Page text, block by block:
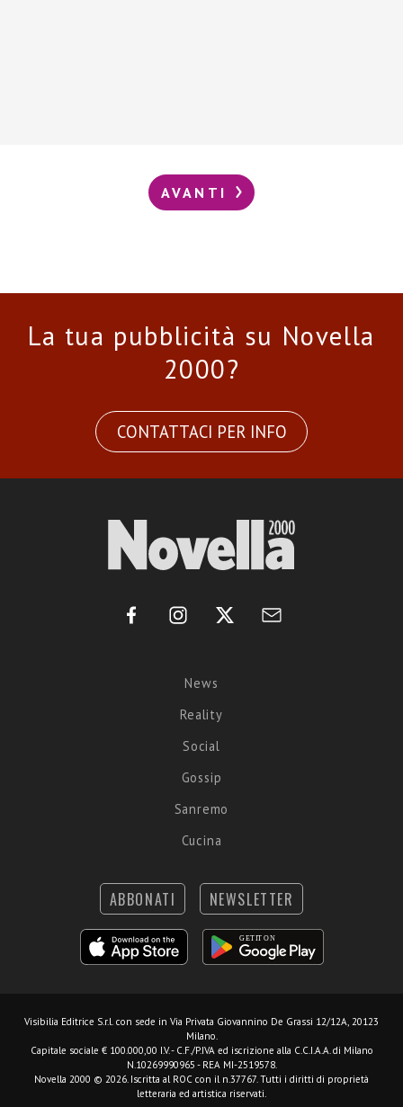
AVANTI
La tua pubblicità su Novella
2000?
CONTATTACI PER INFO
News
Reality
Social
Gossip
Sanremo
Cucina
ABBONATI NEWSLETTER
Visibilia Editrice S.r.l. con sede in Via Privata Giovannino De Grassi 12/12A, 20123
Milano.
Capitale sociale € 100.000,00 I.V. - C.F./P.IVA ed iscrizione alla C.C.I.A.A. di Milano
N.10269990965 - REA MI-2519578.
Novella 2000 © 2026. Iscritta al ROC con il n.37767. Tutti i diritti di proprietà
letteraria ed artistica riservati.